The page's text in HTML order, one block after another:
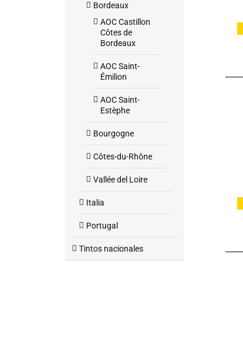
Bordeaux
AOC Castillon
Côtes de
Bordeaux
AOC Saint-
Émilion
AOC Saint-
Estèphe
Bourgogne
Côtes-du-Rhône
Vallée del Loire
Italia
Portugal
Tintos nacionales